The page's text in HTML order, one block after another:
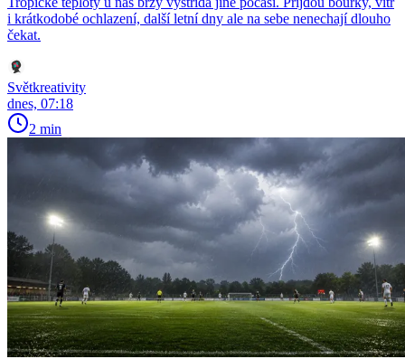
i krátkodobé ochlazení, další letní dny ale na sebe nenechají dlouho
čekat.
Světkreativity
dnes, 07:18
2 min